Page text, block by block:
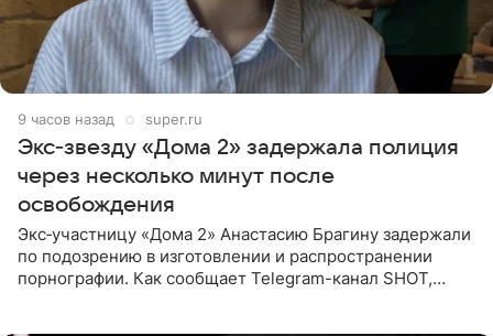
9 часов назад super.ru
Экс‑звезду «Дома 2» задержала полиция
через несколько минут после
освобождения
Экс‑участницу «Дома 2» Анастасию Брагину задержали
по подозрению в изготовлении и распространении
порнографии. Как сообщает Telegram-канал SHOT,